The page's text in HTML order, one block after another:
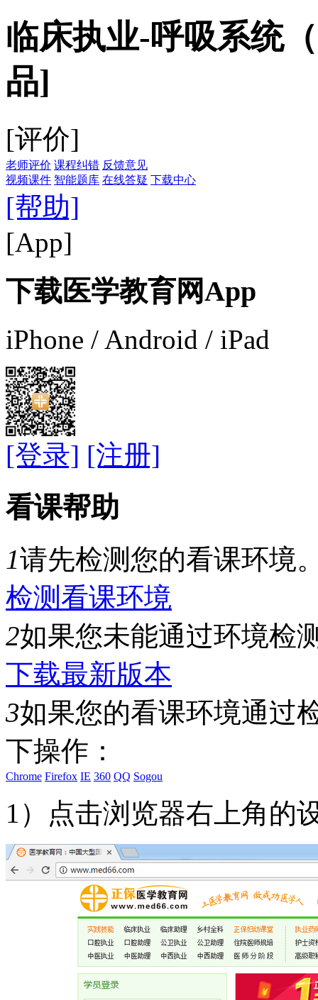
临床执业-呼吸系统
品]
[评价]
老师评价 课程纠错 反馈意见
视频课件 智能题库 在线答疑 下载中心
[帮助]
[App]
下载医学教育网App
iPhone / Android / iPad
[登录] [注册]
看课帮助
1请先检测您的看课环境
检测看课环境
2如果您未能通过环境检
下载最新版本
3如果您的看课环境通过
下操作：
Chrome Firefox IE 360 QQ Sogou
1）点击浏览器右上角的